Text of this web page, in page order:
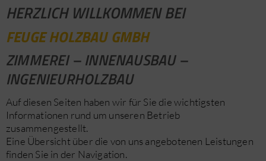
HERZLICH WILLKOMMEN BEI
FEUGE HOLZBAU GMBH
ZIMMEREI – INNENAUSBAU –
INGENIEURHOLZBAU
Auf diesen Seiten haben wir für Sie die wichtigsten
Informationen rund um unseren Betrieb
zusammengestellt.
Eine Übersicht über die von uns angebotenen Leistungen
finden Sie in der Navigation.